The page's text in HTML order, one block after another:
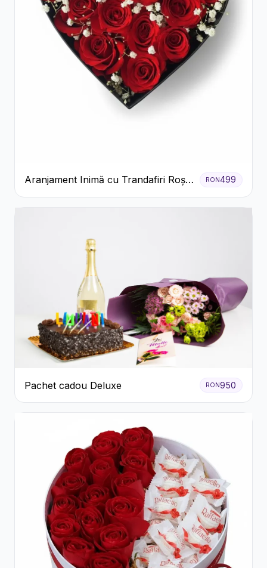
Aranjament Inimă cu Trandafiri Roșii
și Floarea Miresei
RON499
Pachet cadou Deluxe RON950